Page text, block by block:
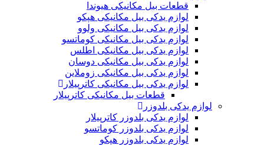
قطعات بیل مکانیکی هیوندا
لوازم یدکی بیل مکانیکی هپکو
لوازم یدکی بیل مکانیکی ولوو
لوازم یدکی بیل مکانیکی کوماتسو
لوازم یدکی بیل مکانیکی اطلس
لوازم یدکی بیل مکانیکی دوسان
لوازم یدکی بیل مکانیکی زوملاین
لوازم یدکی بیل مکانیکی کاترپیلار
قطعات بیل مکانیکی کاترپیلار
لوازم یدکی بلدوزر
لوازم یدکی بلدوزر کاترپیلار
لوازم یدکی بلدوزر کوماتسو
لوازم یدکی بلدوزر هپکو